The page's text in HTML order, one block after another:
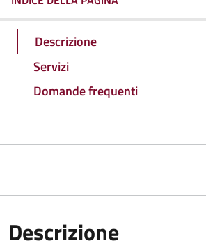
Descrizione
Servizi
Domande frequenti
Descrizione